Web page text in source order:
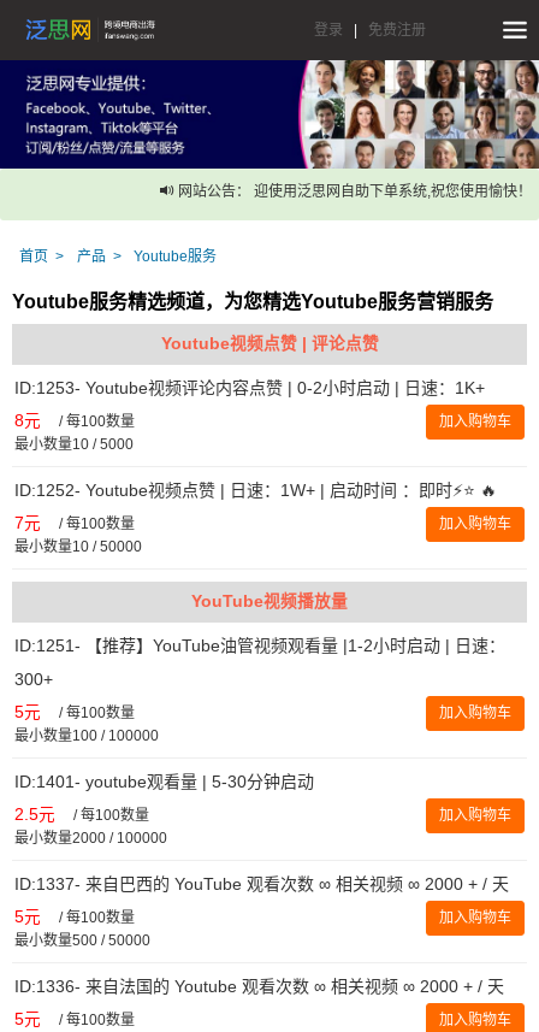
登录 免费注册
网站公告： 迎使用泛思网自助下单系统,祝您使用愉快！
首页 产品 Youtube服务
Youtube服务精选频道，为您精选Youtube服务营销服务
Youtube视频点赞 | 评论点赞
ID:1253- Youtube视频评论内容点赞 | 0-2小时启动 | 日速：1K+
8元 /每100数量
最小数量10 / 5000
加入购物车
ID:1252- Youtube视频点赞 | 日速：1W+ | 启动时间 ：即时⚡️⭐ 🔥
7元 /每100数量
最小数量10 / 50000
加入购物车
YouTube视频播放量
ID:1251- 【推荐】YouTube油管视频观看量 |1-2小时启动 | 日速：
300+
5元 /每100数量
最小数量100 / 100000
加入购物车
ID:1401- youtube观看量 | 5-30分钟启动
2.5元 /每100数量
最小数量2000 / 100000
加入购物车
ID:1337- 来自巴西的 YouTube 观看次数 ∞ 相关视频 ∞ 2000 + / 天
5元 /每100数量
最小数量500 / 50000
加入购物车
ID:1336- 来自法国的 Youtube 观看次数 ∞ 相关视频 ∞ 2000 + / 天
5元 /每100数量
加入购物车